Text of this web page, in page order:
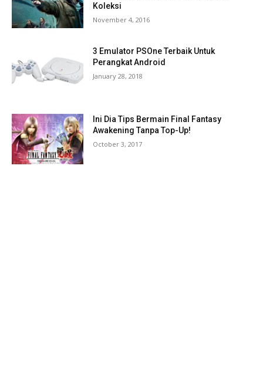
Koleksi
November 4, 2016
3 Emulator PSOne Terbaik Untuk
Perangkat Android
January 28, 2018
Ini Dia Tips Bermain Final Fantasy
Awakening Tanpa Top-Up!
October 3, 2017